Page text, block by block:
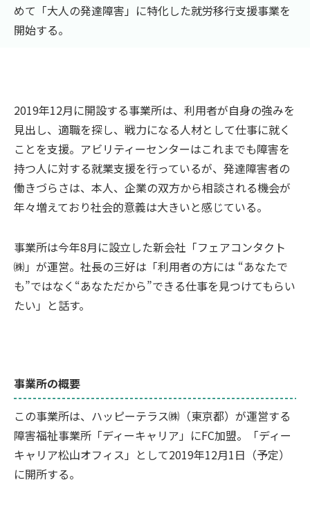
めて「大人の発達障害」に特化した就労移行支援事業を
開始する。
2019年12月に開設する事業所は、利用者が自身の強みを
見出し、適職を探し、戦力になる人材として仕事に就く
ことを支援。アビリティーセンターはこれまでも障害を
持つ人に対する就業支援を行っているが、発達障害者の
働きづらさは、本人、企業の双方から相談される機会が
年々増えており社会的意義は大きいと感じている。
事業所は今年8月に設立した新会社「フェアコンタクト
㈱」が運営。社長の三好は「利用者の方には “あなたで
も”ではなく“あなただから”できる仕事を見つけてもらい
たい」と話す。
事業所の概要
この事業所は、ハッピーテラス㈱（東京都）が運営する
障害福祉事業所「ディーキャリア」にFC加盟。「ディー
キャリア松山オフィス」として2019年12月1日（予定）
に開所する。